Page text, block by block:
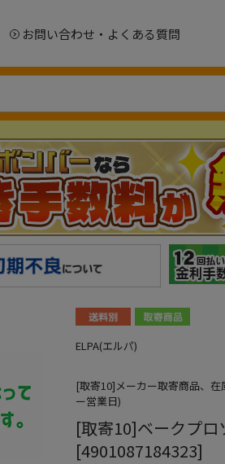
お問い合わせ・よくある質問
ELPA(エルパ)
[取寄10]メーカー取寄商品、
ー営業日)
[取寄10]ベークプロ
[4901087184323]